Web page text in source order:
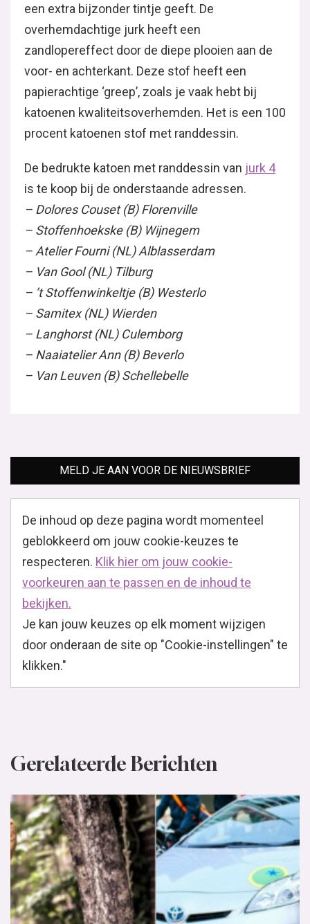
een extra bijzonder tintje geeft. De
overhemdachtige jurk heeft een
zandlopereffect door de diepe plooien aan de
voor- en achterkant. Deze stof heeft een
papierachtige ‘greep’, zoals je vaak hebt bij
katoenen kwaliteitsoverhemden. Het is een 100
procent katoenen stof met randdessin.
De bedrukte katoen met randdessin van jurk 4
is te koop bij de onderstaande adressen.
– Dolores Couset (B) Florenville
– Stoffenhoekske (B) Wijnegem
– Atelier Fourni (NL) Alblasserdam
– Van Gool (NL) Tilburg
– ’t Stoffenwinkeltje (B) Westerlo
– Samitex (NL) Wierden
– Langhorst (NL) Culemborg
– Naaiatelier Ann (B) Beverlo
– Van Leuven (B) Schellebelle
MELD JE AAN VOOR DE NIEUWSBRIEF
De inhoud op deze pagina wordt momenteel
geblokkeerd om jouw cookie-keuzes te
respecteren. Klik hier om jouw cookie-
voorkeuren aan te passen en de inhoud te
bekijken.
Je kan jouw keuzes op elk moment wijzigen
door onderaan de site op "Cookie-instellingen" te
klikken."
Gerelateerde Berichten